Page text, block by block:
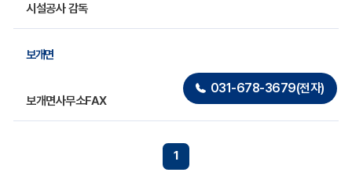
시설공사 감독
보개면
031-678-3679(전자)
보개면사무소FAX
1